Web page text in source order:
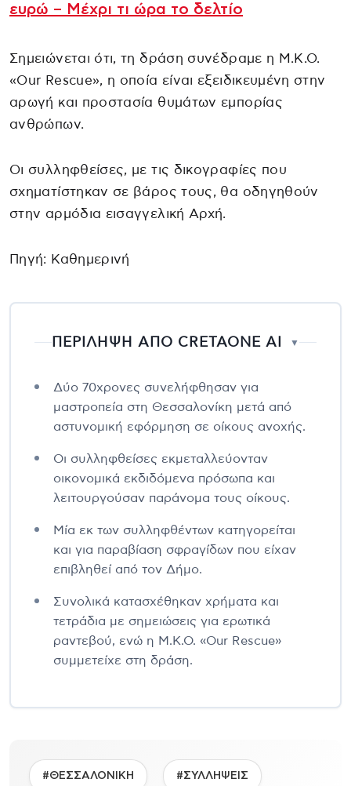
ευρώ – Μέχρι τι ώρα το δελτίο
Σημειώνεται ότι, τη δράση συνέδραμε η Μ.Κ.Ο.
«Our Rescue», η οποία είναι εξειδικευμένη στην
αρωγή και προστασία θυμάτων εμπορίας
ανθρώπων.
Οι συλληφθείσες, με τις δικογραφίες που
σχηματίστηκαν σε βάρος τους, θα οδηγηθούν
στην αρμόδια εισαγγελική Αρχή.
Πηγή: Καθημερινή
ΠΕΡΙΛΗΨΗ ΑΠΟ CRETAONE AI ▼
Δύο 70χρονες συνελήφθησαν για
μαστροπεία στη Θεσσαλονίκη μετά από
αστυνομική εφόρμηση σε οίκους ανοχής.
Οι συλληφθείσες εκμεταλλεύονταν
οικονομικά εκδιδόμενα πρόσωπα και
λειτουργούσαν παράνομα τους οίκους.
Μία εκ των συλληφθέντων κατηγορείται
και για παραβίαση σφραγίδων που είχαν
επιβληθεί από τον Δήμο.
Συνολικά κατασχέθηκαν χρήματα και
τετράδια με σημειώσεις για ερωτικά
ραντεβού, ενώ η Μ.Κ.Ο. «Our Rescue»
συμμετείχε στη δράση.
#ΘΕΣΣΑΛΟΝΙΚΗ #ΣΥΛΛΗΨΕΙΣ